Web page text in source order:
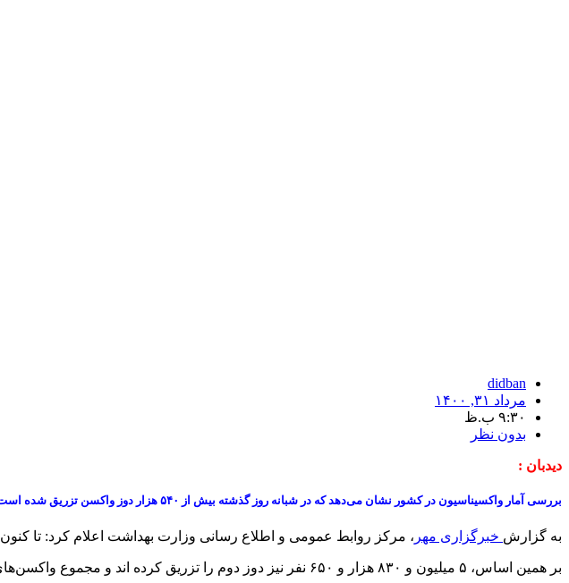
didban
مرداد ۳۱, ۱۴۰۰
۹:۳۰ ب.ظ
بدون نظر
دیدبان :
بررسی آمار واکسیناسیون در کشور نشان می‌دهد که در شبانه روز گذشته بیش از ۵۴۰ هزار دوز واکسن تزریق شده است.
به گزارش خبرگزاری مهر ، مرکز روابط عمومی و اطلاع رسانی وزارت بهداشت اعلام کرد: تا کنون ۱۶ میلیون و ۷۱۷ هزار و ۶۸۱ نفر در کشور دوز اول واکسن
بر همین اساس، ۵ میلیون و ۸۳۰ هزار و ۶۵۰ نفر نیز دوز دوم را تزریق کرده اند و مجموع واکسن‌های تزریق شده در کشور به ۲۲ میلیون و ۵۴۸ هزار و ۳۲۱ دوز رسید.